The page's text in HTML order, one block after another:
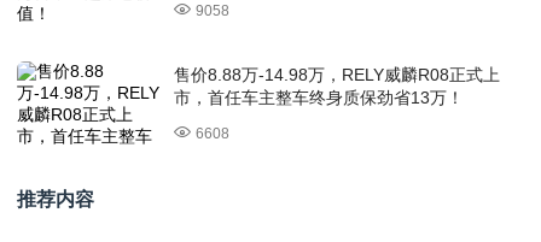
9058
售价8.88万-14.98万，RELY威麟R08正式上
市，首任车主整车终身质保劲省13万！
6608
推荐内容